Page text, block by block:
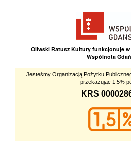
Oliwski Ratusz Kultury funkcjonuje w
Wspólnota
Jesteśmy Organizacją Pożytku
przekazując 1,5%
KRS